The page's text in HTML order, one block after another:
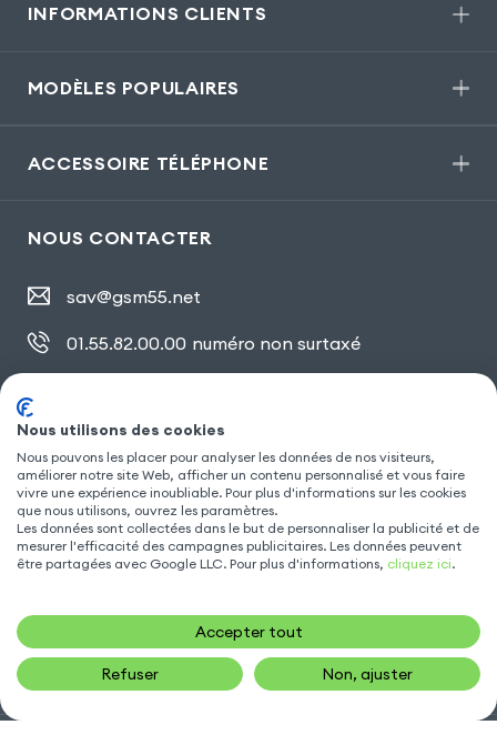
INFORMATIONS CLIENTS
MODÈLES POPULAIRES
ACCESSOIRE TÉLÉPHONE
NOUS CONTACTER
sav@gsm55.net
01.55.82.00.00 numéro non surtaxé
SUIVEZ NOUS
Nous utilisons des cookies
Nous pouvons les placer pour analyser les données de nos visiteurs,
améliorer notre site Web, afficher un contenu personnalisé et vous faire
vivre une expérience inoubliable. Pour plus d'informations sur les cookies
que nous utilisons, ouvrez les paramètres.
Les données sont collectées dans le but de personnaliser la publicité et de
mesurer l'efficacité des campagnes publicitaires. Les données peuvent
être partagées avec Google LLC. Pour plus d'informations, cliquez ici.
Accepter tout
Refuser Non, ajuster